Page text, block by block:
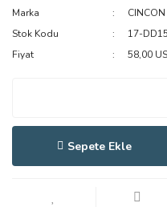
Marka
CINCON
Stok Kodu
17-DD15
Fiyat
58,00
Sepete Ekle